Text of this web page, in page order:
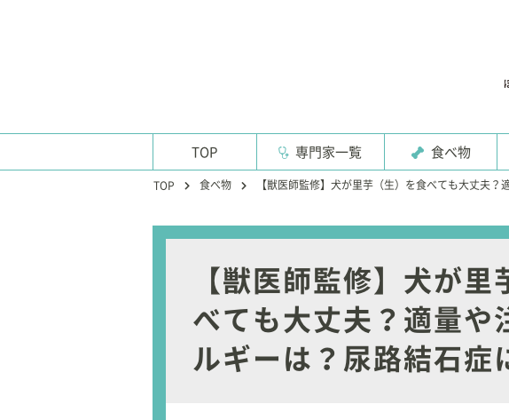
TOP 専門家一覧 食べ物
TOP 食べ物 【獣医師監修】犬が里芋（生）を食べても大丈夫？
【獣医師監修】犬が里
べても大丈夫？適量や
ルギーは？尿路結石症